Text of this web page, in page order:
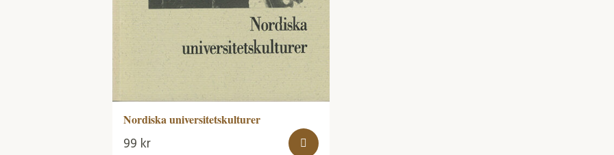
Nordiska universitetskulturer
99 kr